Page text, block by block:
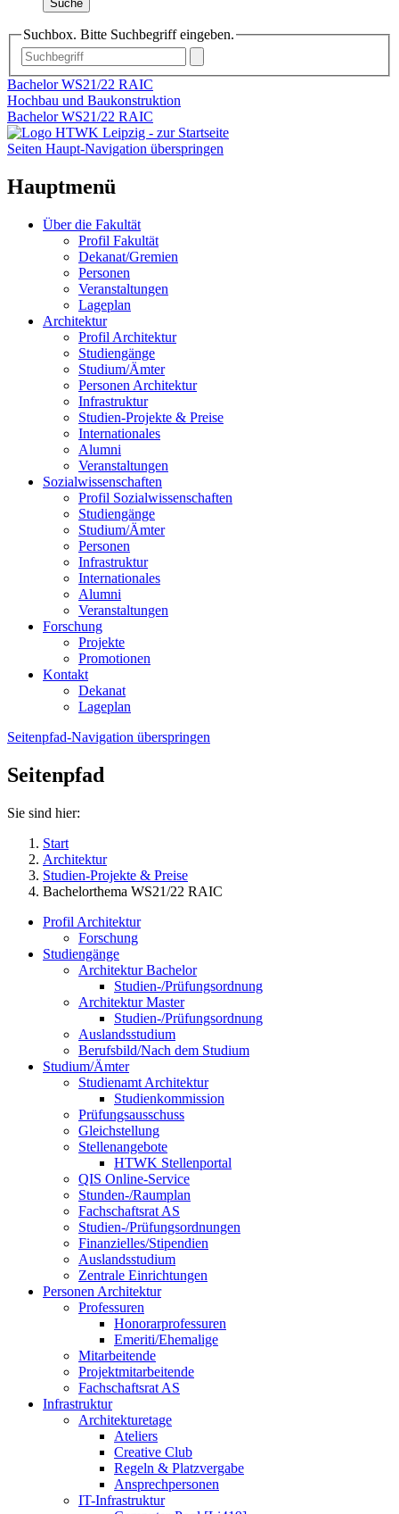
Suche
Suchbox. Bitte Suchbegriff eingeben.
Bachelor WS21/22 RAIC
Hochbau und Baukonstruktion
Bachelor WS21/22 RAIC
Seiten Haupt-Navigation überspringen
Hauptmenü
Über die Fakultät
Profil Fakultät
Dekanat/Gremien
Personen
Veranstaltungen
Lageplan
Architektur
Profil Architektur
Studiengänge
Studium/Ämter
Personen Architektur
Infrastruktur
Studien-Projekte & Preise
Internationales
Alumni
Veranstaltungen
Sozialwissenschaften
Profil Sozialwissenschaften
Studiengänge
Studium/Ämter
Personen
Infrastruktur
Internationales
Alumni
Veranstaltungen
Forschung
Projekte
Promotionen
Kontakt
Dekanat
Lageplan
Seitenpfad-Navigation überspringen
Seitenpfad
Sie sind hier:
Start
Architektur
Studien-Projekte & Preise
Bachelorthema WS21/22 RAIC
Profil Architektur
Forschung
Studiengänge
Architektur Bachelor
Studien-/Prüfungsordnung
Architektur Master
Studien-/Prüfungsordnung
Auslandsstudium
Berufsbild/Nach dem Studium
Studium/Ämter
Studienamt Architektur
Studienkommission
Prüfungsausschuss
Gleichstellung
Stellenangebote
HTWK Stellenportal
QIS Online-Service
Stunden-/Raumplan
Fachschaftsrat AS
Studien-/Prüfungsordnungen
Finanzielles/Stipendien
Auslandsstudium
Zentrale Einrichtungen
Personen Architektur
Professuren
Honorarprofessuren
Emeriti/Ehemalige
Mitarbeitende
Projektmitarbeitende
Fachschaftsrat AS
Infrastruktur
Architekturetage
Ateliers
Creative Club
Regeln & Platzvergabe
Ansprechpersonen
IT-Infrastruktur